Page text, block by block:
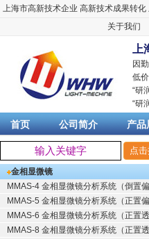
上海市高新技术企业 高新技术成果转化
关于我们
因
低
“研
“研
首页 公司简介 产品
金相显微镜
MMAS-4 金相显微镜分析系统（倒置偏
MMAS-5 金相显微镜分析系统（正置偏
MMAS-6 金相显微镜分析系统（正置透
MMAS-8 金相显微镜分析系统（正置透